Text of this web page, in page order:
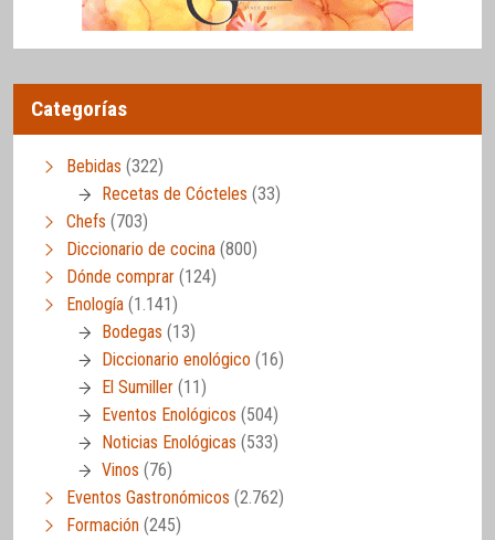
Categorías
Bebidas (322)
Recetas de Cócteles (33)
Chefs (703)
Diccionario de cocina (800)
Dónde comprar (124)
Enología (1.141)
Bodegas (13)
Diccionario enológico (16)
El Sumiller (11)
Eventos Enológicos (504)
Noticias Enológicas (533)
Vinos (76)
Eventos Gastronómicos (2.762)
Formación (245)